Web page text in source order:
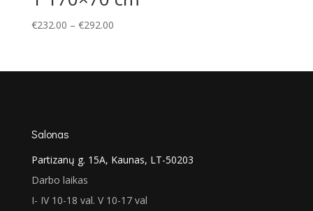
€232.00 – €292.00Price
through
Salonas
Partizanų g. 15A, Kaunas, LT-50203
Darbo laikas
I- IV 10-18 val. V 10-17 val